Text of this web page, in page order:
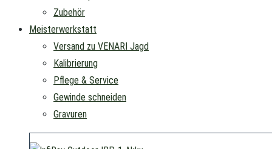
Zubehör
Meisterwerkstatt
Versand zu VENARI Jagd
Kalibrierung
Pflege & Service
Gewinde schneiden
Gravuren